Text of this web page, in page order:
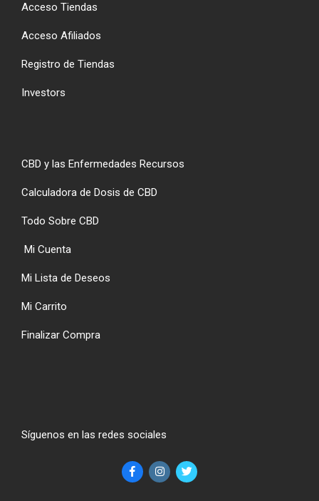
Acceso Tiendas
Acceso Afiliados
Registro de Tiendas
Investors
CBD y las Enfermedades Recursos
Calculadora de Dosis de CBD
Todo Sobre CBD
Mi Cuenta
Mi Lista de Deseos
Mi Carrito
Finalizar Compra
Síguenos en las redes sociales